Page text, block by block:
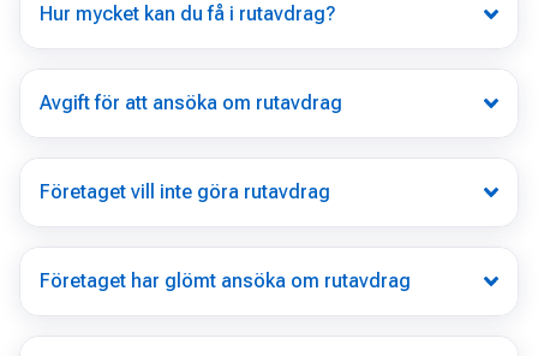
Hur mycket kan du få i rutavdrag?
Avgift för att ansöka om rutavdrag
Företaget vill inte göra rutavdrag
Företaget har glömt ansöka om rutavdrag